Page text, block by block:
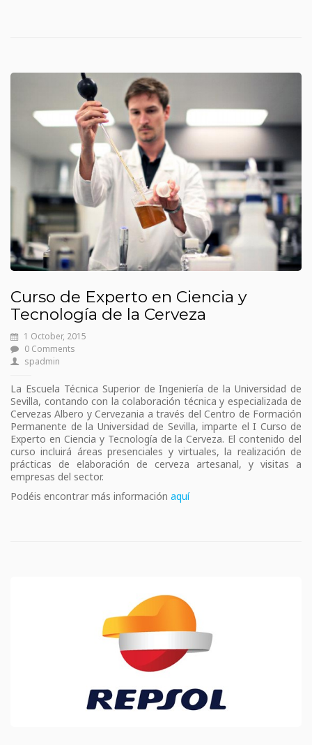
Curso de Experto en Ciencia y
Tecnología de la Cerveza
1 October, 2015
0 Comments
spadmin
La Escuela Técnica Superior de Ingeniería de la Universidad de
Sevilla, contando con la colaboración técnica y especializada de
Cervezas Albero y Cervezania a través del Centro de Formación
Permanente de la Universidad de Sevilla, imparte el I Curso de
Experto en Ciencia y Tecnología de la Cerveza. El contenido del
curso incluirá áreas presenciales y virtuales, la realización de
prácticas de elaboración de cerveza artesanal, y visitas a
empresas del sector.
Podéis encontrar más información aquí